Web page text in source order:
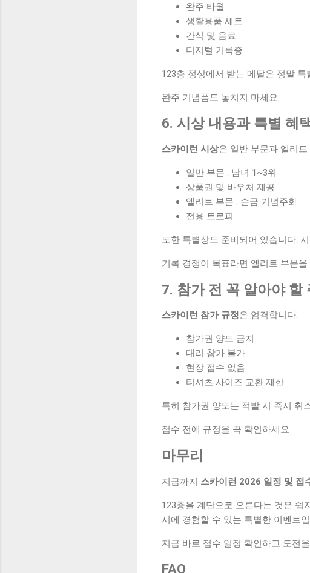
완주 타월
생활용품 세트
간식 및 음료
디지털 기록증
123층 정상에서 받는 메달은 정말 특
완주 기념품도 놓치지 마세요.
6. 시상 내용과 특별 혜
스카이런 시상은 일반 부문과 엘리
일반 부문 : 남녀 1~3위
상품권 및 바우처 제공
엘리트 부문 : 순금 기념주화
전용 트로피
또한 특별상도 준비되어 있습니다.
기록 경쟁이 목표라면 엘리트 부문
7. 참가 전 꼭 알아야 할
스카이런 참가 규정은 엄격합니다.
참가권 양도 금지
대리 참가 불가
현장 접수 없음
티셔츠 사이즈 교환 제한
특히 참가권 양도는 적발 시 즉시 취
접수 전에 규정을 꼭 확인하세요.
마무리
지금까지 스카이런 2026 일정 및 접
123층을 계단으로 오른다는 것은 쉽
시에 경험할 수 있는 특별한 이벤트입
지금 바로 접수 일정 확인하고 도전
FAQ